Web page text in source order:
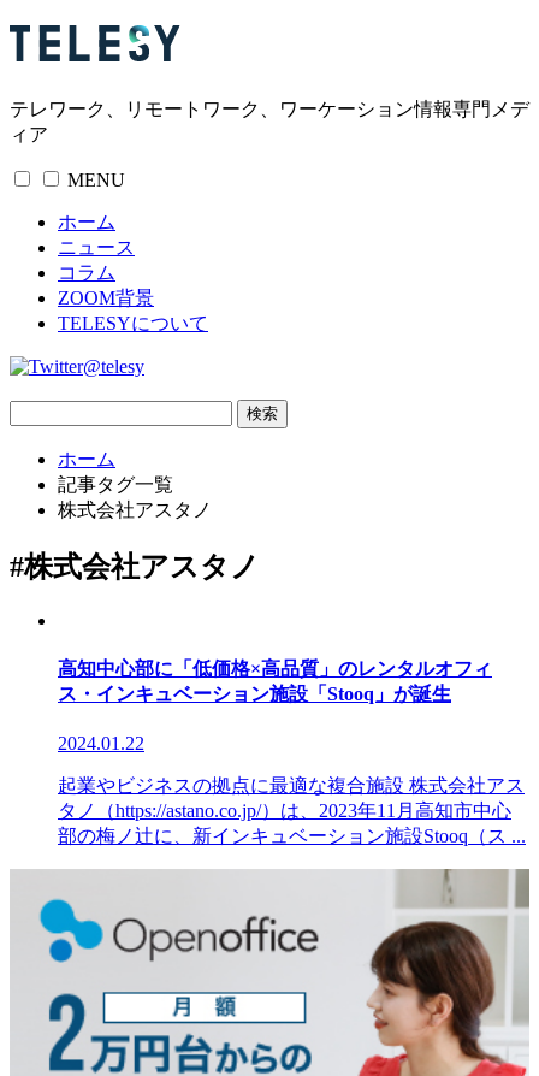
テレワーク、リモートワーク、ワーケーション情報専門メデ
ィア
MENU
ホーム
ニュース
コラム
ZOOM背景
TELESYについて
@telesy
ホーム
記事タグ一覧
株式会社アスタノ
#株式会社アスタノ
高知中心部に「低価格×高品質」のレンタルオフィ
ス・インキュベーション施設「Stooq」が誕生
2024.01.22
起業やビジネスの拠点に最適な複合施設 株式会社アス
タノ（https://astano.co.jp/）は、2023年11月高知市中心
部の梅ノ辻に、新インキュベーション施設Stooq（ス ...